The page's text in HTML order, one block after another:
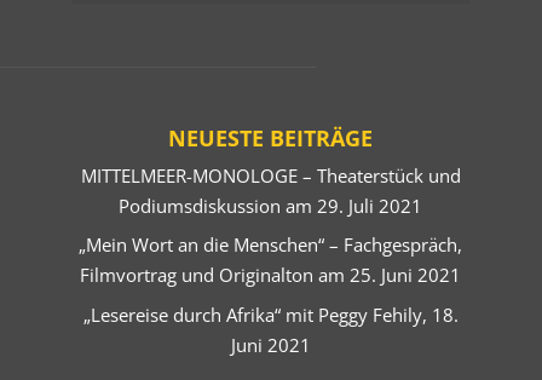
NEUESTE BEITRÄGE
MITTELMEER-MONOLOGE – Theaterstück und
Podiumsdiskussion am 29. Juli 2021
„Mein Wort an die Menschen“ – Fachgespräch,
Filmvortrag und Originalton am 25. Juni 2021
„Lesereise durch Afrika“ mit Peggy Fehily, 18.
Juni 2021